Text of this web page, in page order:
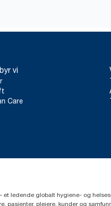
vi
Care
et ledende globalt hygiene- og
pasienter, pleiere, kunder og